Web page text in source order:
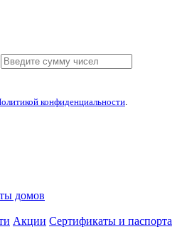
конфиденциальности
домов
Акции Сертификаты и паспорта